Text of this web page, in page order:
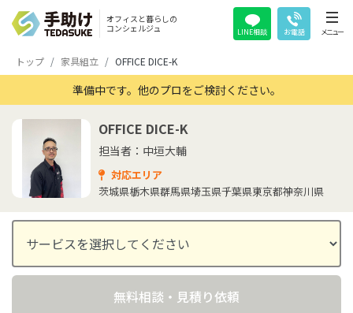
オフィスと暮らしの
コンシェルジュ
LINE相談 お電話 メニュー
トップ 家具組立 OFFICE DICE-K
準備中です。他のプロをご検討ください。
OFFICE DICE-K
担当者：中垣大輔
対応エリア
茨城県栃木県群馬県埼玉県千葉県東京都神奈川県
無料相談・見積り依頼